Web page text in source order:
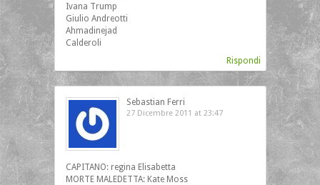
Ivana Trump
Giulio Andreotti
Ahmadinejad
Calderoli
Rispondi
Sebastian Ferri
27 Dicembre 2011 at 23:47
CAPITANO: regina Elisabetta
MORTE MALEDETTA: Kate Moss